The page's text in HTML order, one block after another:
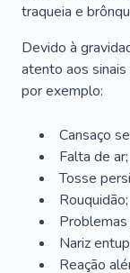
traqueia e
Devido à
atento aos
por exemplo:
Cansaço
Falta de ar;
Tosse
Rouquidão;
Problemas
Nariz
Reação